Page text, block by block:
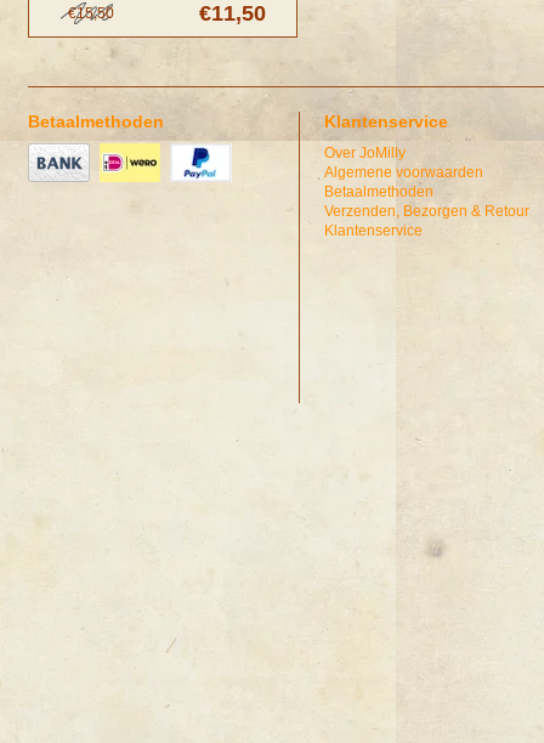
€11,50
€15,50
Betaalmethoden Klantenservice
Over JoMilly
Algemene voorwaarden
Betaalmethoden
Verzenden, Bezorgen & Retour
Klantenservice